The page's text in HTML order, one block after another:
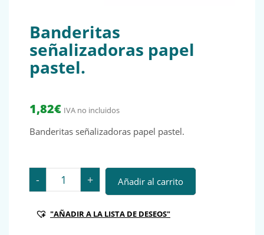
Banderitas
señalizadoras papel
pastel.
1,82€ IVA no incluidos
Banderitas señalizadoras papel pastel.
- Banderitas señalizadoras papel pastel. cantidad
+ Añadir al carrito
"AÑADIR A LA LISTA DE DESEOS"